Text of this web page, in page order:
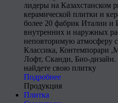
лидеры на Казахстанском
керамической плитки и
более 20 фабрик Италии и
внутренних и наружных
неповторимую атмосферу
Классика, Контемпорари
Лофт, Сканди, Био-дизайн.
найдете свою плитку
Подробнее
Продукция
Плитка